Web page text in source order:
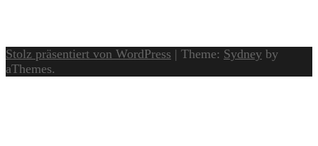
Stolz präsentiert von WordPress | Theme: Sydney by
aThemes.